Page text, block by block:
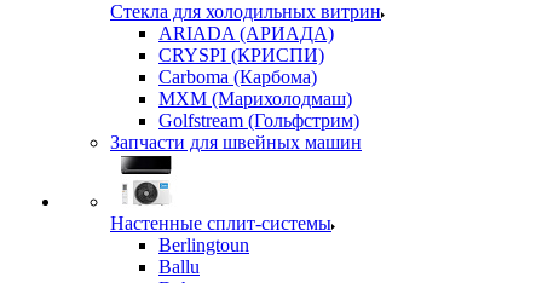
Стекла для холодильных витрин
ARIADA (АРИАДА)
CRYSPI (КРИСПИ)
Carboma (Карбома)
MXM (Марихолодмаш)
Golfstream (Гольфстрим)
Запчасти для швейных машин
Настенные сплит-системы
Berlingtoun
Ballu